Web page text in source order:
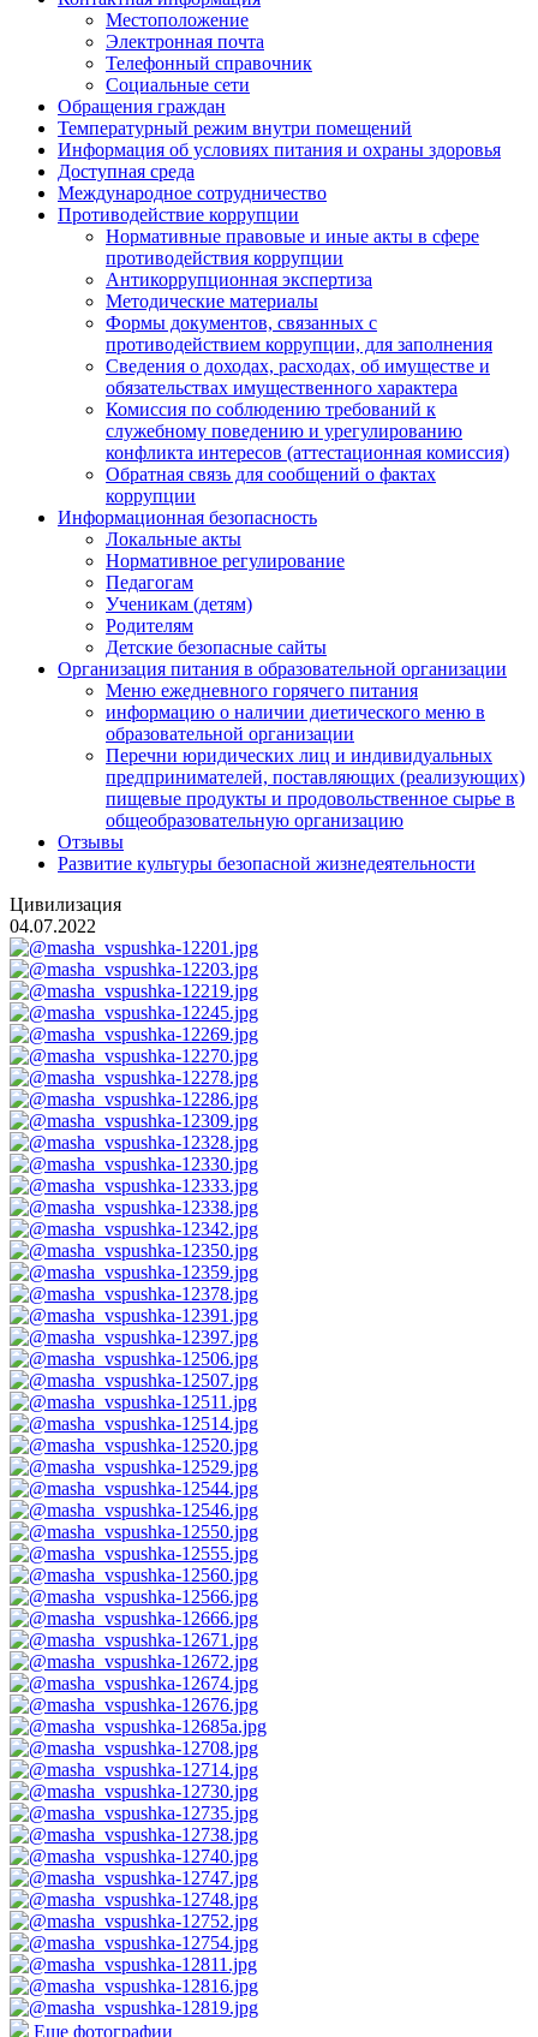
Местоположение
Электронная почта
Телефонный справочник
Социальные сети
Обращения граждан
Температурный режим внутри помещений
Информация об условиях питания и охраны здоровья
Доступная среда
Международное сотрудничество
Противодействие коррупции
Нормативные правовые и иные акты в сфере
противодействия коррупции
Антикоррупционная экспертиза
Методические материалы
Формы документов, связанных с
противодействием коррупции, для заполнения
Сведения о доходах, расходах, об имуществе и
обязательствах имущественного характера
Комиссия по соблюдению требований к
служебному поведению и урегулированию
конфликта интересов (аттестационная комиссия)
Обратная связь для сообщений о фактах
коррупции
Информационная безопасность
Локальные акты
Нормативное регулирование
Педагогам
Ученикам (детям)
Родителям
Детские безопасные сайты
Организация питания в образовательной организации
Меню ежедневного горячего питания
информацию о наличии диетического меню в
образовательной организации
Перечни юридических лиц и индивидуальных
предпринимателей, поставляющих (реализующих)
пищевые продукты и продовольственное сырье в
общеобразовательную организацию
Отзывы
Развитие культуры безопасной жизнедеятельности
Цивилизация
04.07.2022
Еще фотографии